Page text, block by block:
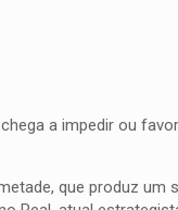
a impedir ou
que produz um